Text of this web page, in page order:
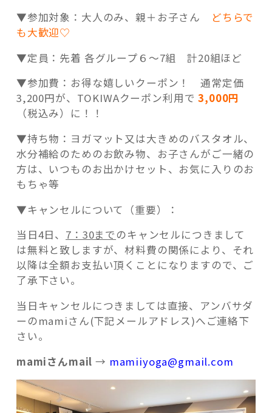
▼参加対象：大人のみ、親＋お子さん
どちらで
も大歓迎♡
▼定員：先着 各グループ６～7組 計20組ほど
▼参加費：お得な嬉しいクーポン！ 通常定価
3,200円が、TOKIWAクーポン利用で3,000円
（税込み）に！！
▼持ち物：ヨガマット又は大きめのバスタオル、
水分補給のためのお飲み物、お子さんがご一緒の
方は、いつものお出かけセット、お気に入りのお
もちゃ等
▼キャンセルについて（重要）：
当日4日、 7：30まで のキャンセルにつきまして
は無料と致しますが、材料費の関係により、それ
以降は全額お支払い頂くことになりますので、ご
了承下さい。
当日キャンセルにつきましては直接、アンバサダ
ーのmamiさん(下記メールアドレス)へご連絡下
さい。
mamiさんmail → mamiiyoga@gmail.com